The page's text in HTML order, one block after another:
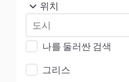
위치
나를 둘러싼 검색
그리스